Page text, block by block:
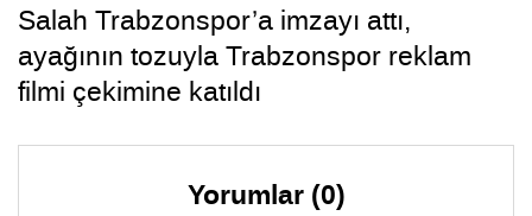
Salah Trabzonspor’a imzayı attı,
ayağının tozuyla Trabzonspor reklam
filmi çekimine katıldı
Yorumlar (0)